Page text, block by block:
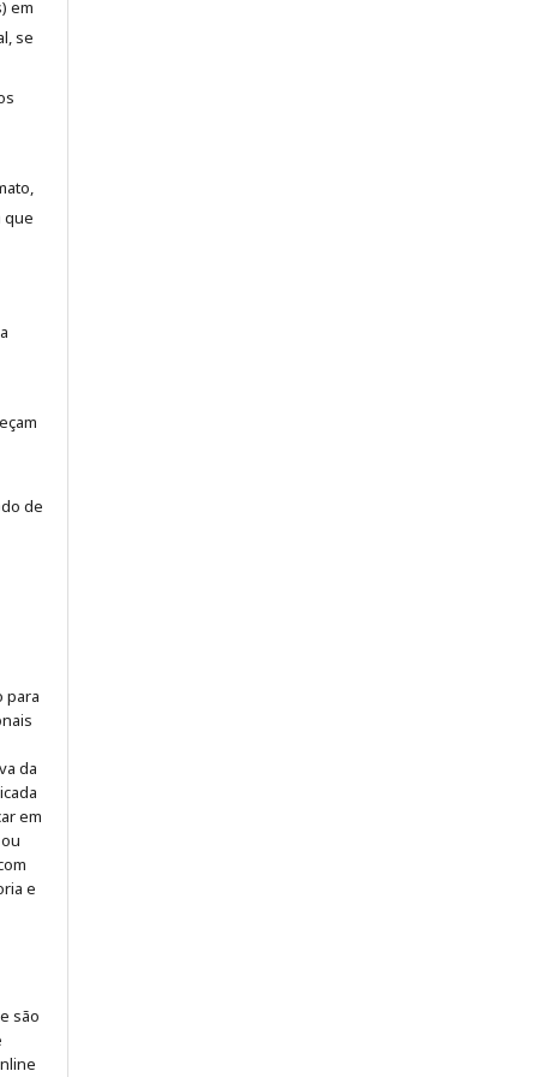
em
se
que
de
para
da
em
e
são